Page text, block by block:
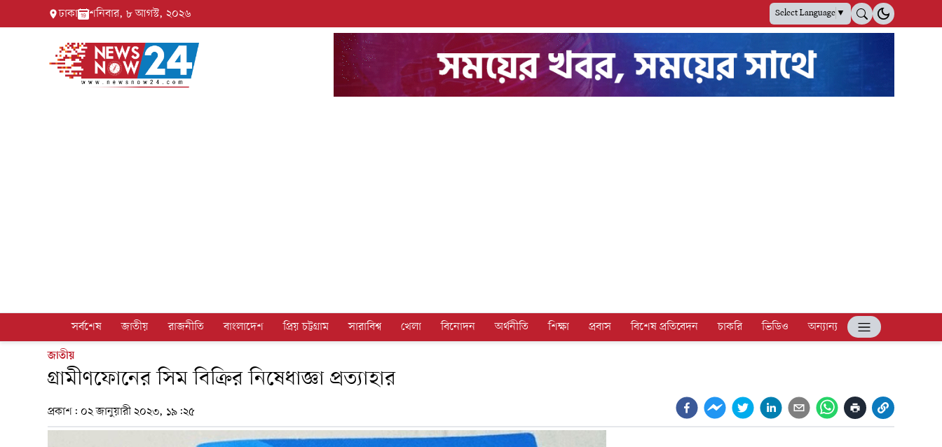
ঢাকা শনিবার, ৮ আগস্ট, ২০২৬ Select Language▼
সর্বশেষ জাতীয় রাজনীতি বাংলাদেশ প্রিয় চট্টগ্রাম সারাবিশ্ব খেলা বিনোদন অর্থনীতি শিক্ষা প্রবাস বিশেষ প্রতিবেদন চাকরি ভিডিও
অন্যান্য
জাতীয়
গ্রামীণফোনের সিম বিক্রির নিষেধাজ্ঞা প্রত্যাহার
প্রকাশ: ০২ জানুয়ারী ২০২৩, ১৯:২৫